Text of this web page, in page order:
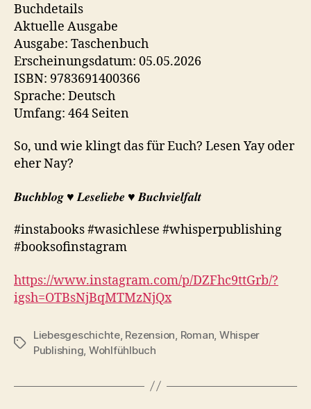
Buchdetails
Aktuelle Ausgabe
Ausgabe: Taschenbuch
Erscheinungsdatum: 05.05.2026
ISBN: 9783691400366
Sprache: Deutsch
Umfang: 464 Seiten
So, und wie klingt das für Euch? Lesen Yay oder
eher Nay?
𝑩𝒖𝒄𝒉𝒃𝒍𝒐𝒈 ♥︎ 𝑳𝒆𝒔𝒆𝒍𝒊𝒆𝒃𝒆 ♥︎ 𝑩𝒖𝒄𝒉𝒗𝒊𝒆𝒍𝒇𝒂𝒍𝒕
#instabooks #wasichlese #whisperpublishing
#booksofinstagram
https://www.instagram.com/p/DZFhc9ttGrb/?
igsh=OTBsNjBqMTMzNjQx
Schlagwörter
Liebesgeschichte, Rezension Roman Whisper
Publishing Wohlfühlbuch